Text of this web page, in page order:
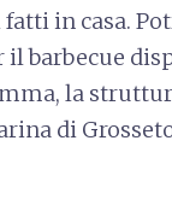
in casa.
barbecue
la
di